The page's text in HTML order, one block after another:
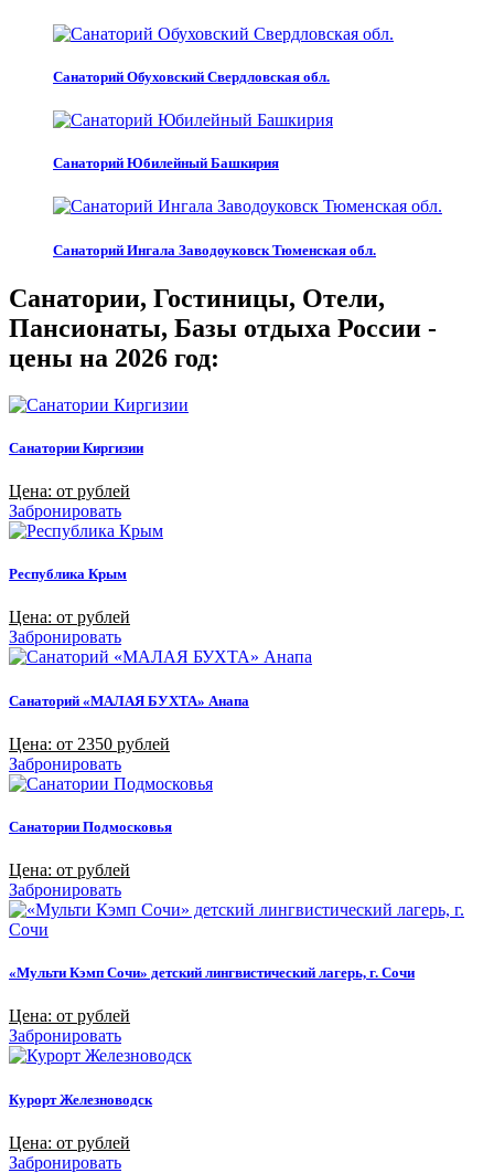
Санаторий Обуховский Свердловская обл.
Санаторий Юбилейный Башкирия
Санаторий Ингала Заводоуковск Тюменская обл.
Санатории, Гостиницы, Отели,
Пансионаты, Базы отдыха России -
цены на 2026 год:
Санатории Киргизии
Цена: от рублей
Забронировать
Республика Крым
Цена: от рублей
Забронировать
Санаторий «МАЛАЯ БУХТА» Анапа
Цена: от 2350 рублей
Забронировать
Санатории Подмосковья
Цена: от рублей
Забронировать
«Мульти Кэмп Сочи» детский лингвистический лагерь, г. Сочи
Цена: от рублей
Забронировать
Курорт Железноводск
Цена: от рублей
Забронировать